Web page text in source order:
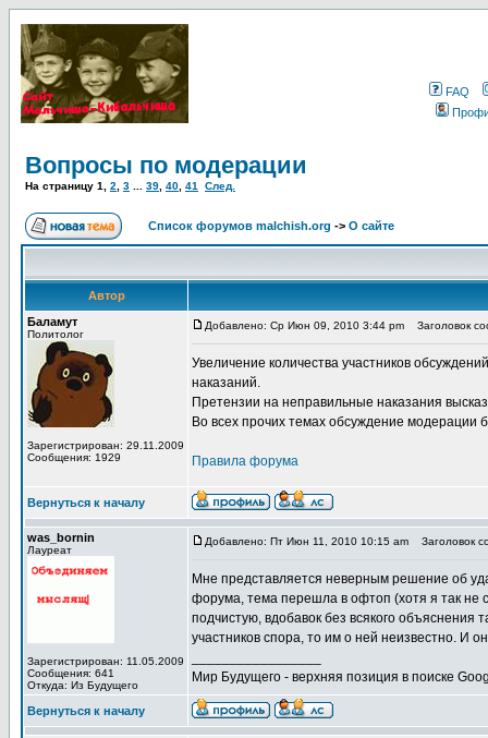
FAQ
Вопросы по модерации
На страницу 1 2 3 39 40 41 След.
Список форумов malchish.org -> О сайте
Автор
Баламут
Политолог
Зарегистрирован: 29.11.2009
Сообщения: 1929
Добавлено: Ср Июн 09, 2010 3:44 pm Заголовок
Увеличение количества участников
наказаний.
Претензии на неправильные наказания
Во всех прочих темах обсуждение модерации
Правила форума
Вернуться к началу
was_bornin
Лауреат
Зарегистрирован: 11.05.2009
Сообщения: 641
Откуда: Из Будущего
Добавлено: Пт Июн 11, 2010 10:15 am Заголовок
Мне представляется неверным решение об
форума, тема перешла в офтоп (хотя я так не
подчистую, вдобавок без всякого
участников спора, то им о ней неизвестно. И
Мир Будущего - верхняя позиция в поиске
Вернуться к началу